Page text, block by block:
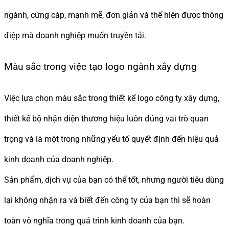
ngành, cứng cáp, mạnh mẽ, đơn giản và thể hiện được thông
điệp mà doanh nghiệp muốn truyền tải.
Màu sắc trong việc tạo logo ngành xây dựng
Việc lựa chọn màu sắc trong thiết kế logo công ty xây dựng,
thiết kế bộ nhận diện thương hiệu luôn đúng vai trò quan
trọng và là một trong những yếu tố quyết định đến hiệu quả
kinh doanh của doanh nghiệp.
Sản phẩm, dịch vụ của bạn có thể tốt, nhưng người tiêu dùng
lại không nhận ra và biết đến công ty của bạn thì sẽ hoàn
toàn vô nghĩa trong quá trình kinh doanh của bạn.